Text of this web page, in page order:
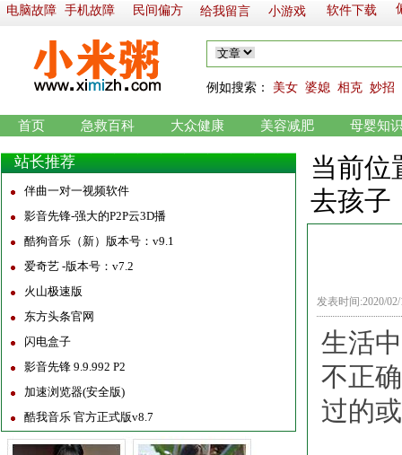
首页 急救百科 大众健康 美容减肥 母婴知
软件下载
小游戏
手机故障 民间偏方 给我留言
例如搜索： 美女 婆媳 相克 妙招
电脑故障
站长推荐
伴曲一对一视频软件
影音先锋-强大的P2P云3D播
酷狗音乐（新）版本号：v9.1
爱奇艺 -版本号：v7.2
火山极速版
东方头条官网
闪电盒子
影音先锋 9.9.992 P2
加速浏览器(安全版)
酷我音乐 官方正式版v8.7
当前
去孩子
发表时间:2020/
生活
不正
过的